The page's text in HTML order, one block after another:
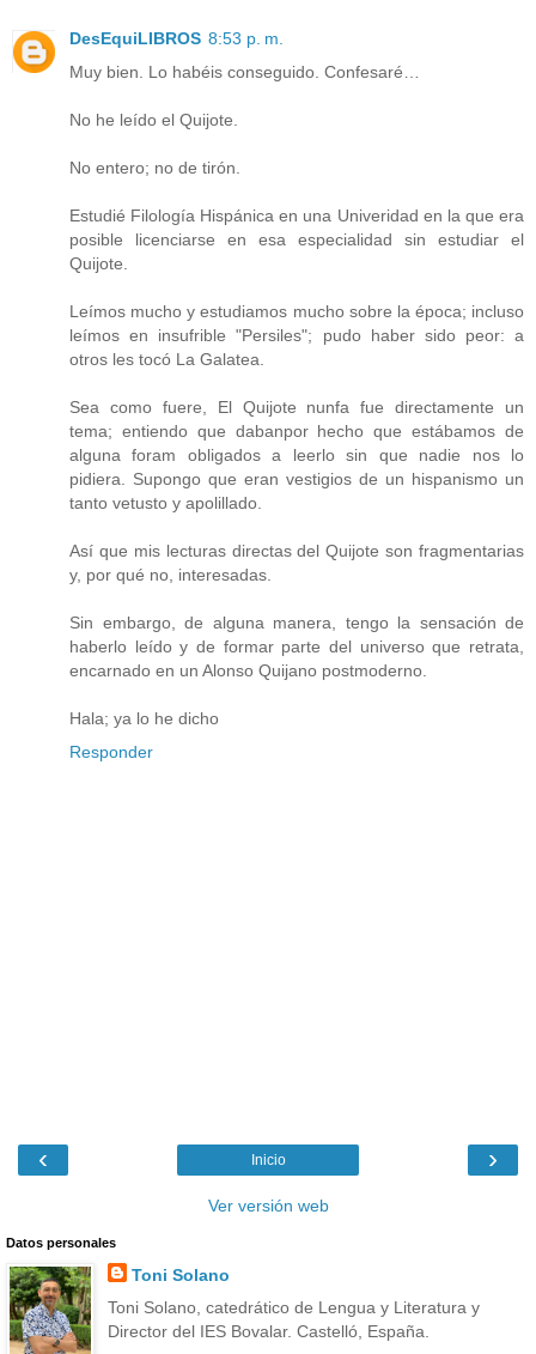
DesEquiLIBROS 8:53 p. m.
Muy bien. Lo habéis conseguido. Confesaré…
No he leído el Quijote.
No entero; no de tirón.
Estudié Filología Hispánica en una Univeridad en la que era
posible licenciarse en esa especialidad sin estudiar el
Quijote.
Leímos mucho y estudiamos mucho sobre la época; incluso
leímos en insufrible "Persiles"; pudo haber sido peor: a
otros les tocó La Galatea.
Sea como fuere, El Quijote nunfa fue directamente un
tema; entiendo que dabanpor hecho que estábamos de
alguna foram obligados a leerlo sin que nadie nos lo
pidiera. Supongo que eran vestigios de un hispanismo un
tanto vetusto y apolillado.
Así que mis lecturas directas del Quijote son fragmentarias
y, por qué no, interesadas.
Sin embargo, de alguna manera, tengo la sensación de
haberlo leído y de formar parte del universo que retrata,
encarnado en un Alonso Quijano postmoderno.
Hala; ya lo he dicho
Responder
‹ ›
Inicio
Ver versión web
Datos personales
Toni Solano
Toni Solano, catedrático de Lengua y Literatura y
Director del IES Bovalar. Castelló, España.